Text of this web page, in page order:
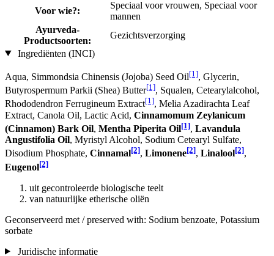
Voor wie?:
Speciaal voor vrouwen, Speciaal voor
mannen
Ayurveda-
Productsoorten:
Gezichtsverzorging
Ingrediënten (INCI)
Aqua, Simmondsia Chinensis (Jojoba) Seed Oil[1], Glycerin,
Butyrospermum Parkii (Shea) Butter[1], Squalen, Cetearylalcohol,
Rhododendron Ferrugineum Extract[1], Melia Azadirachta Leaf
Extract, Canola Oil, Lactic Acid, Cinnamomum Zeylanicum
(Cinnamon) Bark Oil, Mentha Piperita Oil[1], Lavandula
Angustifolia Oil, Myristyl Alcohol, Sodium Cetearyl Sulfate,
Disodium Phosphate, Cinnamal[2], Limonene[2], Linalool[2],
Eugenol[2]
uit gecontroleerde biologische teelt
van natuurlijke etherische oliën
Geconserveerd met / preserved with: Sodium benzoate, Potassium
sorbate
Juridische informatie